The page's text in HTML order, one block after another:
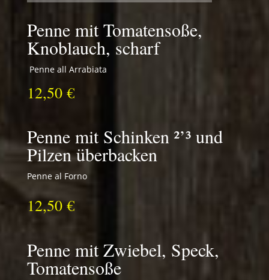
Penne mit Tomatensoße,
Knoblauch, scharf
Penne all Arrabiata
12,50 €
Penne mit Schinken ²’³ und
Pilzen überbacken
Penne al Forno
12,50 €
Penne mit Zwiebel, Speck,
Tomatensoße